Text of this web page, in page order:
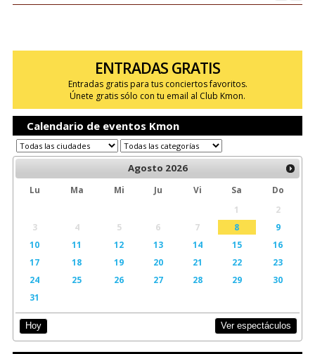
ENTRADAS GRATIS
Entradas gratis para tus conciertos favoritos.
Únete gratis sólo con tu email al Club Kmon.
Calendario de eventos Kmon
Agosto 2026
Lu Ma Mi Ju Vi Sa
Do
1
2
3
4 5 6 7 8
9
10
11 12 13 14 15
16
17
18 19 20 21 22
23
24
25 26 27 28 29
30
31
Hoy Ver espectáculos